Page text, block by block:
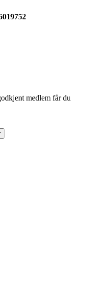
medlem får du